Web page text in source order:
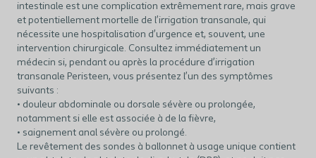
intestinale est une complication extrêmement rare, mais grave
et potentiellement mortelle de l’irrigation transanale, qui
nécessite une hospitalisation d’urgence et, souvent, une
intervention chirurgicale. Consultez immédiatement un
médecin si, pendant ou après la procédure d’irrigation
transanale Peristeen, vous présentez l’un des symptômes
suivants :
• douleur abdominale ou dorsale sévère ou prolongée,
notamment si elle est associée à de la fièvre,
• saignement anal sévère ou prolongé.
Le revêtement des sondes à ballonnet à usage unique contient